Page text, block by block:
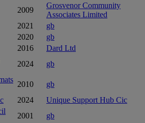
2009
Grosvenor Community
Associates Limited
2021
gb
2020
gb
2016
Dard Ltd
2024
gb
2010
gb
2024
Unique Support Hub Cic
2001
gb